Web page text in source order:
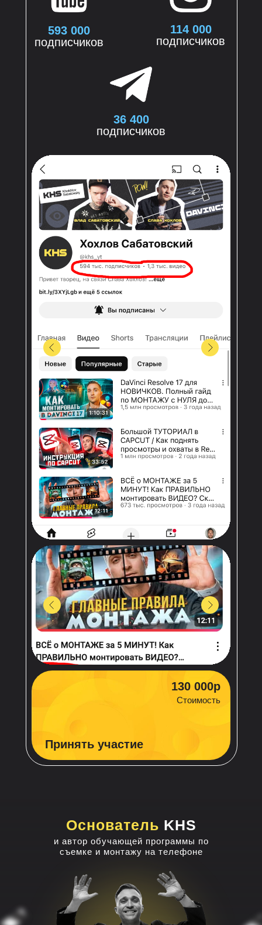
593 000
подписчиков
114 000
подписчиков
36 400
подписчиков
Принять участие
Стоимость
130 000р
и автор обучающей программы по
съемке и монтажу на телефоне
Основатель KHS